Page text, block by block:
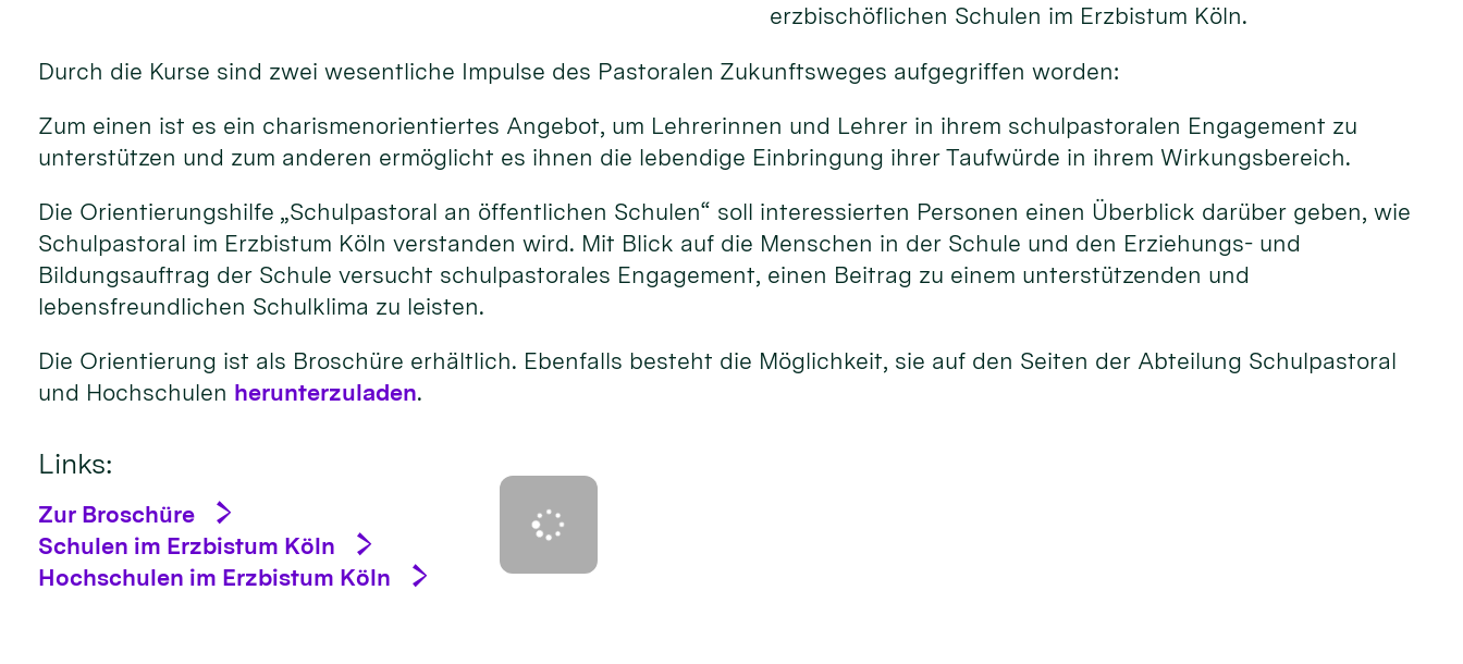
erzbischöflichen Schulen im Erzbistum Köln.
Durch die Kurse sind zwei wesentliche Impulse des Pastoralen Zukunftsweges aufgegriffen worden:
Zum einen ist es ein charismenorientiertes Angebot, um Lehrerinnen und Lehrer in ihrem schulpastoralen Engagement zu
unterstützen und zum anderen ermöglicht es ihnen die lebendige Einbringung ihrer Taufwürde in ihrem Wirkungsbereich.
Die Orientierungshilfe „Schulpastoral an öffentlichen Schulen“ soll interessierten Personen einen Überblick darüber geben, wie
Schulpastoral im Erzbistum Köln verstanden wird. Mit Blick auf die Menschen in der Schule und den Erziehungs- und
Bildungsauftrag der Schule versucht schulpastorales Engagement, einen Beitrag zu einem unterstützenden und
lebensfreundlichen Schulklima zu leisten.
Die Orientierung ist als Broschüre erhältlich. Ebenfalls besteht die Möglichkeit, sie auf den Seiten der Abteilung Schulpastoral
und Hochschulen herunterzuladen.
Links:
Zur Broschüre
Schulen im Erzbistum Köln
Hochschulen im Erzbistum Köln